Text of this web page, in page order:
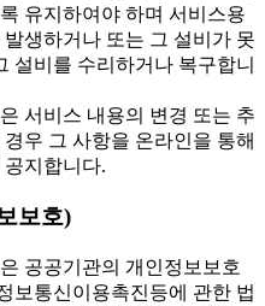
유지하여야 하며 서비스용
생하거나 또는 그 설비가 못
설비를 수리하거나 복구합니
서비스 내용의 변경 또는 추
우 그 사항을 온라인을 통해
지합니다.
보호)
공공기관의 개인정보보호
보통신이용촉진등에 관한 법